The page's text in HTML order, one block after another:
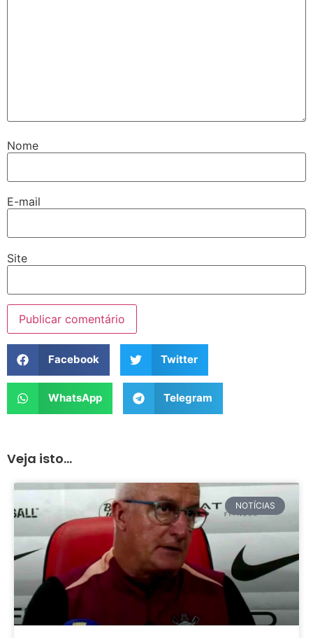
Nome
E-mail
Site
Facebook Twitter
WhatsApp Telegram
Veja isto...
NOTÍCIAS